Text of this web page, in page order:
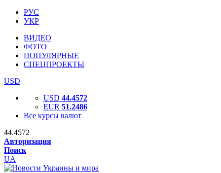
РУС
УКР
ВИДЕО
ФОТО
ПОПУЛЯРНЫЕ
СПЕЦПРОЕКТЫ
USD
USD 44.4572
EUR 51.2486
Все курсы валют
44.4572
Авторизация
Поиск
UA